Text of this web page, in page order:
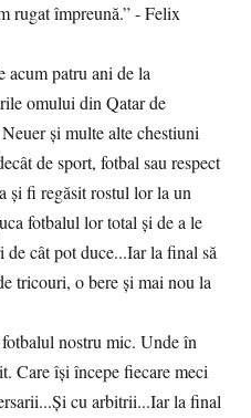
rugat împreună.” - Felix
acum patru ani de la
omului din Qatar de
și multe alte chestiuni
de sport, fotbal sau respect
și fi regăsit rostul lor la un
fotbalul lor total și de a le
cât pot duce...Iar la final să
tricouri, o bere și mai nou la
nostru mic. Unde în
Care își începe fiecare meci
cu arbitrii...Iar la final